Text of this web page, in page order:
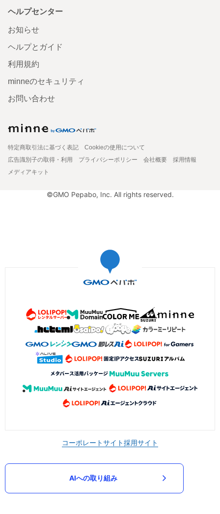
ヘルプセンター
お知らせ
ヘルプとガイド
利用規約
minneのセキュリティ
お問い合わせ
特定商取引法に基づく表記
Cookieの使用について
広告識別子の取得・利用
プライバシーポリシー 会社概要
採用情報
メディアキット
©GMO Pepabo, Inc. All rights reserved.
コーポレートサイト採用サイト
AIへの取り組み